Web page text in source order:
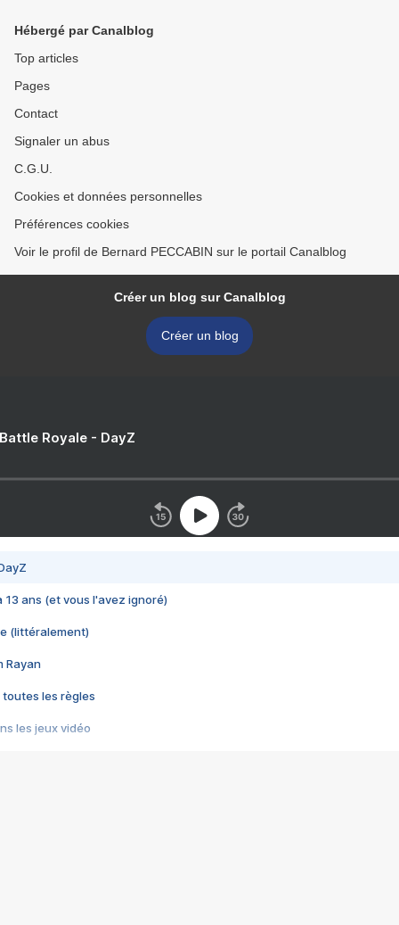
Hébergé par Canalblog
Top articles
Pages
Contact
Signaler un abus
C.G.U.
Cookies et données personnelles
Préférences cookies
Voir le profil de Bernard PECCABIN sur le portail Canalblog
Créer un blog sur Canalblog
Créer un blog
Royale - DayZ
13 ans (et vous l'avez ignoré)
(littéralement)
Rayan
toutes les règles
les jeux vidéo